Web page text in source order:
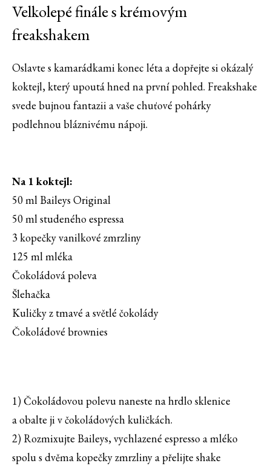
Velkolepé finále s krémovým
freakshakem
Oslavte s kamarádkami konec léta a dopřejte si okázalý
koktejl, který upoutá hned na první pohled. Freakshake
svede bujnou fantazii a vaše chuťové pohárky
podlehnou bláznivému nápoji.
Na 1 koktejl:
50 ml Baileys Original
50 ml studeného espressa
3 kopečky vanilkové zmrzliny
125 ml mléka
Čokoládová poleva
Šlehačka
Kuličky z tmavé a světlé čokolády
Čokoládové brownies
1) Čokoládovou polevu naneste na hrdlo sklenice
a obalte ji v čokoládových kuličkách.
2) Rozmixujte Baileys, vychlazené espresso a mléko
spolu s dvěma kopečky zmrzliny a přelijte shake